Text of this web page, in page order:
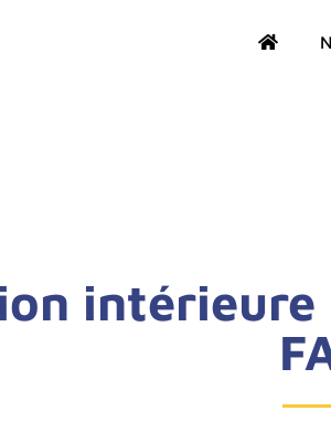
intérieure